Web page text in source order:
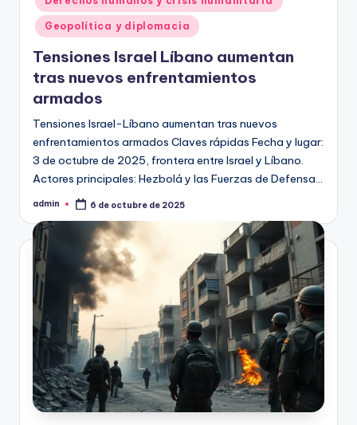
Geopolítica y diplomacia
Tensiones Israel Líbano aumentan
tras nuevos enfrentamientos
armados
Tensiones Israel-Líbano aumentan tras nuevos
enfrentamientos armados Claves rápidas Fecha y lugar:
3 de octubre de 2025, frontera entre Israel y Líbano.
Actores principales: Hezbolá y las Fuerzas de Defensa…
Publicado
admin 6 de octubre de 2025